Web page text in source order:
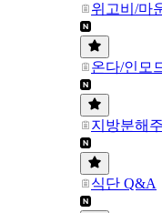
위고비/마
온다/인모
지방분해
식단 Q&A